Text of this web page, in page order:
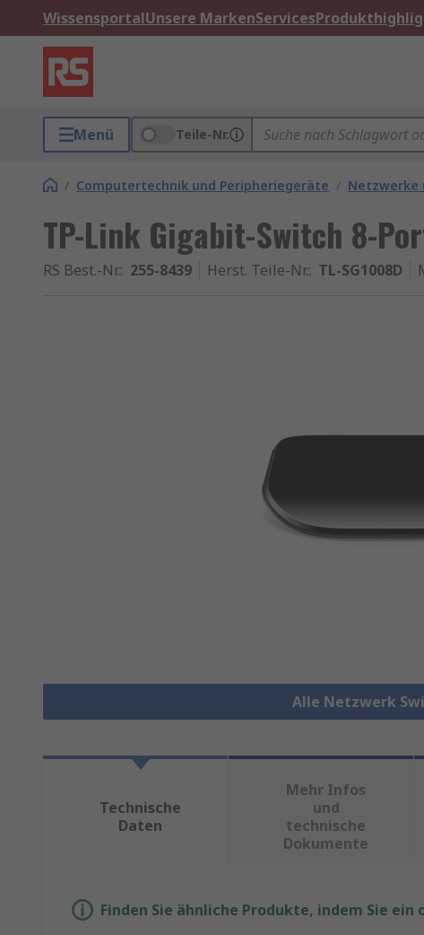
WissensportalUnsere MarkenServices
Menü Teile-Nr.
/ Computertechnik und Peripheriegeräte / Netzwerke
TP-Link Gigabit-Switch 8-
RS Best.-Nr.: 255-8439 Herst. Teile-Nr.: TL-SG1008D
Alle Netzwerk
Technische
Daten
Mehr Infos
und
technische
Dokumente
Finden Sie ähnliche Produkte, indem Sie